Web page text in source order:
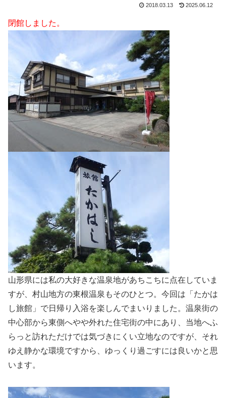
2018.03.13 2025.06.12
閉館しました。
山形県には私の大好きな温泉地があちこちに点在していま
すが、村山地方の東根温泉もそのひとつ。今回は「たかは
し旅館」で日帰り入浴を楽しんでまいりました。温泉街の
中心部から東側へやや外れた住宅街の中にあり、当地へふ
らっと訪れただけでは気づきにくい立地なのですが、それ
ゆえ静かな環境ですから、ゆっくり過ごすには良いかと思
います。